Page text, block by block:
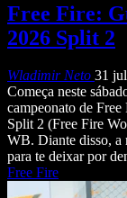
Free Fire:
2026 Split 2
Wladimir Neto 31
Começa neste
campeonato de
Split 2 (Free Fire
WB. Diante disso, a
para te deixar por
Free Fire